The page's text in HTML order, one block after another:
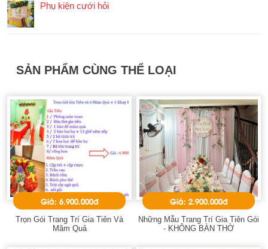
Phụ kiện cưới hỏi
SẢN PHẨM CÙNG THỂ LOẠI
Giá: 6.900.000đ
Trọn Gói Trang Trí Gia Tiên Và
Mâm Quả
Giá: 2.900.000đ
Những Mẫu Trang Trí Gia Tiên Gói
- KHÔNG BÀN THỜ